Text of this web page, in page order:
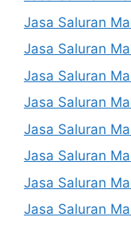
Jasa Saluran
Jasa Saluran
Jasa Saluran
Jasa Saluran
Jasa Saluran
Jasa Saluran
Jasa Saluran
Jasa Saluran